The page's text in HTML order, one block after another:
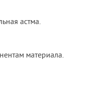
астма.
материала.